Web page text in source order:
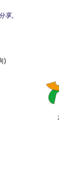
享。
)